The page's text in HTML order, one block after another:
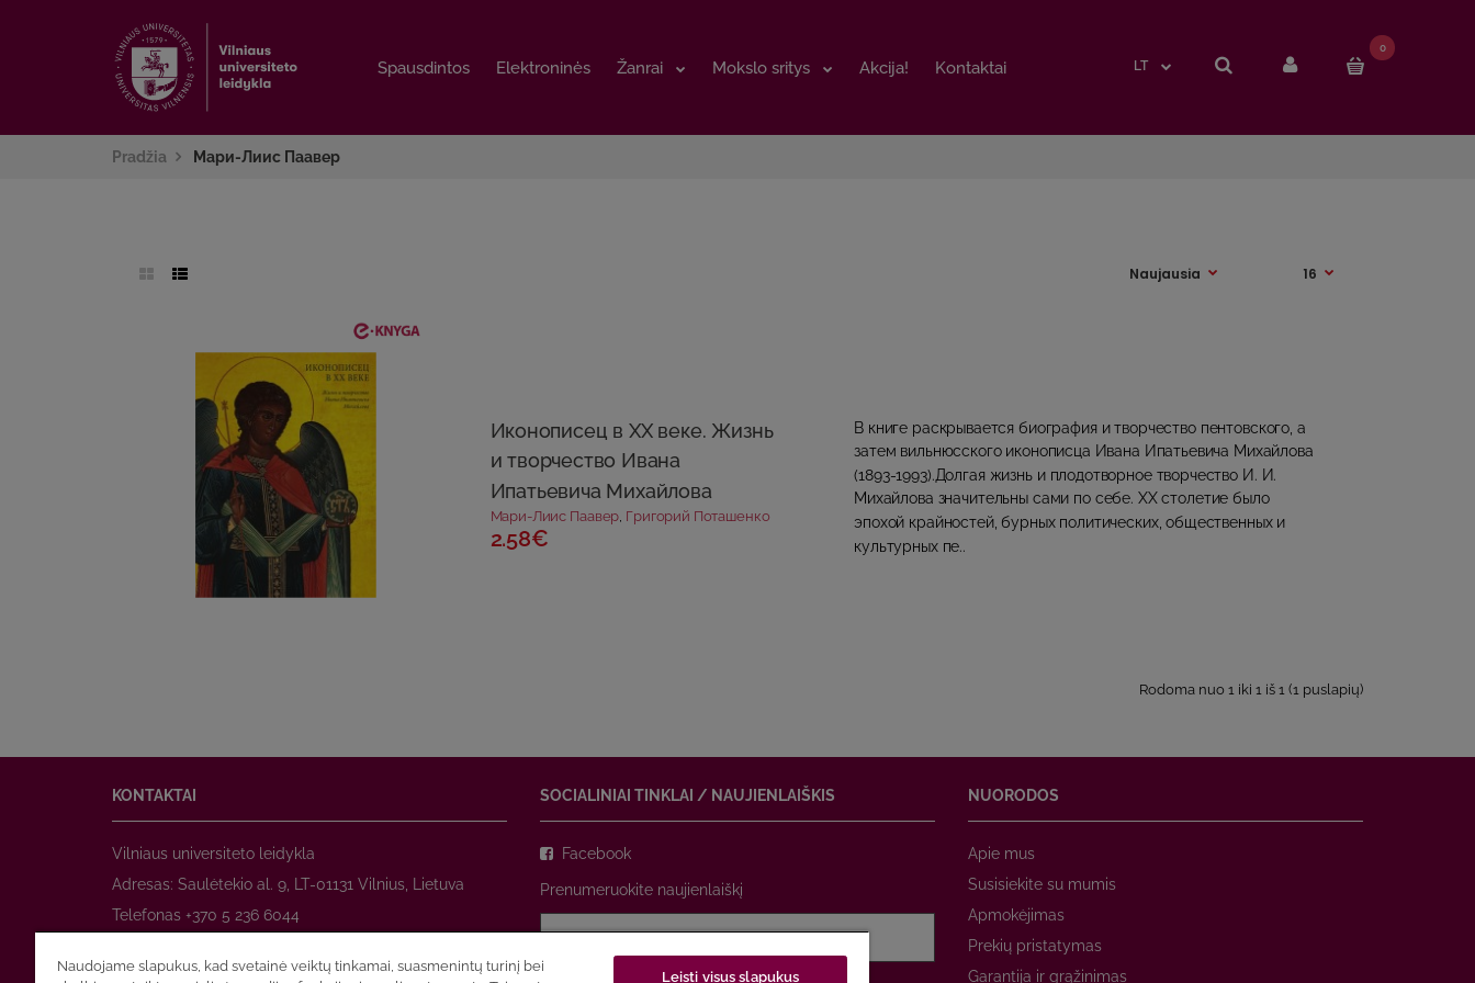
Spausdintos Elektroninės Žanrai Mokslo sritys Akcija! Kontaktai LT
0
Spausdintos Elektroninės Žanrai Mokslo sritys Akcija! Kontaktai LT
0
Pradžia Мари-Лиис Паавер
Иконописец в ХХ веке. Жизнь
и творчество Ивана
Ипатьевича Михайлова
Мари-Лиис Паавер, Григорий Поташенко
2.58€
В книге раскрывается биография и творчество пентовского, а
затем вильнюсского иконописца Ивана Ипатьевича Михайлова
(1893-1993).Долгая жизнь и плодотворное творчество И. И.
Михайлова значительны сами по себе. ХХ столетие было
эпохой крайностей, бурных политических, общественных и
культурных пе..
Rodoma nuo 1 iki 1 iš 1 (1 puslapių)
KONTAKTAI
Vilniaus universiteto leidykla
Adresas: Saulėtekio al. 9, LT-01131 Vilnius, Lietuva
Telefonas +370 5 236 6044
El. paštasprekyba@leidykla.vu.lt
SOCIALINIAI TINKLAI / NAUJIENLAIŠKIS
Facebook
Prenumeruokite naujienlaiškį
NUORODOS
Apie mus
Susisiekite su mumis
Apmokėjimas
Prekių pristatymas
Garantija ir grąžinimas
Naudojame slapukus, kad svetainė veiktų tinkamai, suasmenintų turinį bei
Leisti visus slapukus